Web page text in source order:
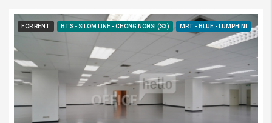
FOR RENT BTS - SILOM LINE - CHONG NONSI (S3) MRT - BLUE - LUMPHINI